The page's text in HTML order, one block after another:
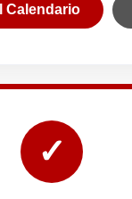
Calendario
✓